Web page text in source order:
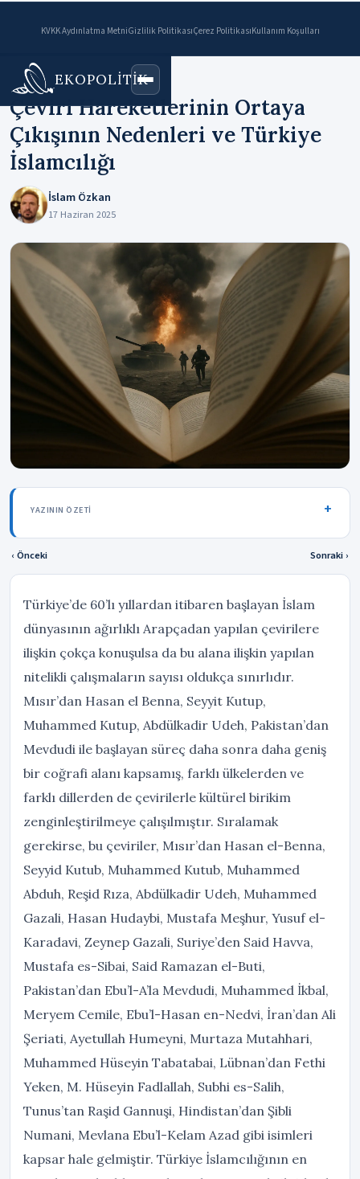
EKOPOLİTİK
Ana Sayfa Makaleler
Çeviri Hareketlerinin Ortaya
Çıkışının Nedenleri ve Türkiye
İslamcılığı
İslam Özkan
17 Haziran 2025
YAZININ ÖZETI
‹ Önceki Sonraki ›
Türkiye’de 60’lı yıllardan itibaren başlayan İslam
dünyasının ağırlıklı Arapçadan yapılan çevirilere
ilişkin çokça konuşulsa da bu alana ilişkin yapılan
nitelikli çalışmaların sayısı oldukça sınırlıdır.
Mısır’dan Hasan el Benna, Seyyit Kutup,
Muhammed Kutup, Abdülkadir Udeh, Pakistan’dan
Mevdudi ile başlayan süreç daha sonra daha geniş
bir coğrafi alanı kapsamış, farklı ülkelerden ve
farklı dillerden de çevirilerle kültürel birikim
zenginleştirilmeye çalışılmıştır. Sıralamak
gerekirse, bu çeviriler, Mısır’dan Hasan el-Benna,
Seyyid Kutub, Muhammed Kutub, Muhammed
Abduh, Reşid Rıza, Abdülkadir Udeh, Muhammed
Gazali, Hasan Hudaybi, Mustafa Meşhur, Yusuf el-
Karadavi, Zeynep Gazali, Suriye’den Said Havva,
Mustafa es-Sibai, Said Ramazan el-Buti,
Pakistan’dan Ebu’l-A’la Mevdudi, Muhammed İkbal,
Meryem Cemile, Ebu’l-Hasan en-Nedvi, İran’dan Ali
Şeriati, Ayetullah Humeyni, Murtaza Mutahhari,
Muhammed Hüseyin Tabatabai, Lübnan’dan Fethi
Yeken, M. Hüseyin Fadlallah, Subhi es-Salih,
Tunus’tan Raşid Gannuşi, Hindistan’dan Şibli
Numani, Mevlana Ebu’l-Kelam Azad gibi isimleri
kapsar hale gelmiştir. Türkiye İslamcılığının en
KVKK Aydınlatma MetniGizlilik PolitikasıÇerez PolitikasıKullanım Koşulları